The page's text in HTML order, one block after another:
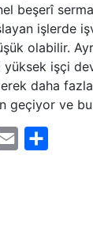
beşerî
işlerde
olabilir.
işçi
daha
geçiyor ve bu
Email